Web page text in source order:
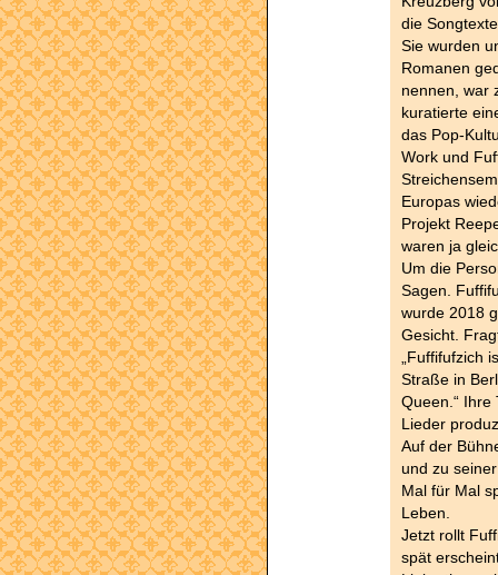
die
Sie wurden
Romanen
nennen, war
kuratierte
das Pop-
Work und
Europas
Projekt
waren ja
Um die
Sagen.
wurde 2018
Gesicht.
„Fuffifufzich
Straße in
Queen.“ Ihre
Lieder
Auf der
und zu
Mal für Mal
Leben.
Jetzt rollt
spät